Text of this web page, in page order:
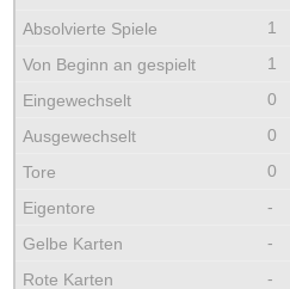
1
1
0
0
0
-
-
-